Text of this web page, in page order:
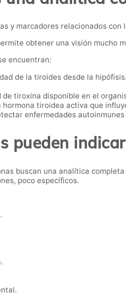
y marcadores relacionados
obtener una visión mucho
encuentran:
de la tiroides desde la
de tiroxina disponible en el
hormona tiroidea activa que
enfermedades
pueden
buscan una analítica
poco específicos.